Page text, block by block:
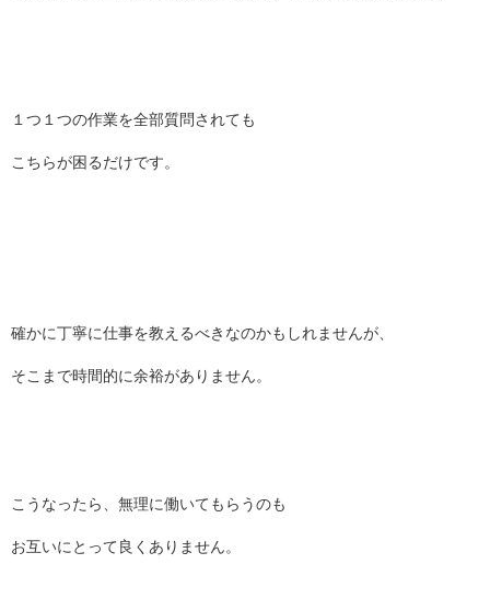
１つ１つの作業を全部質問されても
こちらが困るだけです。
確かに丁寧に仕事を教えるべきなのかもしれませんが、
そこまで時間的に余裕がありません。
こうなったら、無理に働いてもらうのも
お互いにとって良くありません。